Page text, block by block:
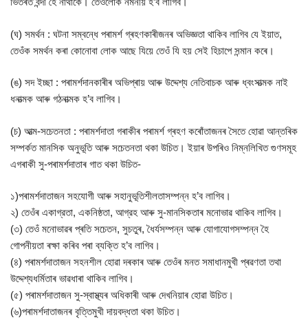
(ঘ) সমর্থন : ঘটনা সম্বন্ধে পৰামৰ্শ গ্ৰহণকাৰীজনৰ অভিজ্ঞতা থাকিব লাগিব যে ইয়াত,
তেওঁক সমৰ্থন কৰা কোনোবা লোক আছে যিয়ে তেওঁ যি হয় সেই হিচাপে সন্মান কৰে।
(ঙ) সদ ইচ্ছা : পৰামর্শদানকাৰীৰ অভিপ্ৰায় আৰু উদ্দেশ্য নেতিবাচক আৰু ধ্বংসাত্মক নাই
ধনাত্মক আৰু গঠনাত্মক হ’ব লাগিব।
(চ) আত্ম-সচেতনতা : পৰামৰ্শদাতা গৰাকীৰ পৰামৰ্শ গ্ৰহণ কৰোঁতাজনৰ সৈতে হোৱা আন্তৰিক
সম্পৰ্কত মানসিক অনুভূতি আৰু সচেতনতা থকা উচিত। ইয়াৰ উপৰিও নিম্নলিখিত গুণসমূহ
এগৰাকী সু-পৰামৰ্শদাতাৰ গাত থকা উচিত-
১)পৰামৰ্শদাতাজন সহযোগী আৰু সহানুভূতিশীলতাসম্পন্ন হ’ব লাগিব।
২) তেওঁৰ একাগ্রতা, একনিষ্ঠতা, আগ্রহ আৰু সু-মানসিকতাৰ মনোভাৱ থাকিব লাগিব।
(৩) তেওঁ মনোভাৱৰ প্ৰতি সচেতন, সুচতুৰ, ধৈৰ্যসম্পন্ন আৰু যোগাযোগসম্পন্ন হৈ
গোপনীয়তা ৰক্ষা কৰিব পৰা ব্যক্তি হ’ব লাগিব।
(৪) পৰামৰ্শদাতাজন সহনশীল হোৱা দৰকাৰ আৰু তেওঁৰ মনত সমাধানমুখী প্ৰৱণতা তথা
উদ্দেশ্যধর্মিতাৰ ভাৱধাৰা থাকিব লাগিব।
(৫) পৰামৰ্শদাতাজন সু-স্বাস্থ্যৰ অধিকাৰী আৰু দেখনিয়াৰ হোৱা উচিত।
(৬)পৰামৰ্শদাতাজনৰ বৃত্তিমুখী দায়বদ্ধতা থকা উচিত।